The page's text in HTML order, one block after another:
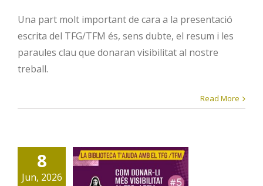
Una part molt important de cara a la presentació
escrita del TFG/TFM és, sens dubte, el resum i les
paraules clau que donaran visibilitat al nostre
treball.
Read More
8
Jun, 2026
TFG/TFM – 5.
Com donar-li